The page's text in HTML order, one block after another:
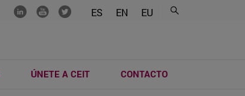
ES EN EU
....... ....... .......
ÚNETE A CEIT CONTACTO